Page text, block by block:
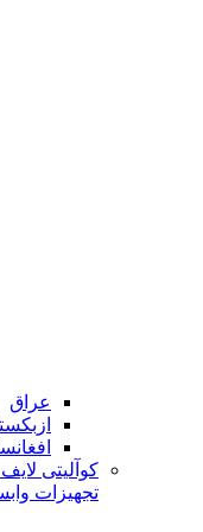
عراق
کوآلیتی
تجهیزات